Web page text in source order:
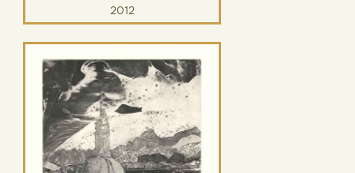
2012